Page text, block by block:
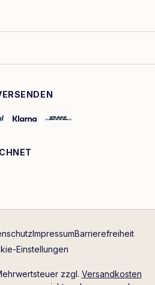
ImpressumBarrierefreiheit
Einstellungen
zzgl. Versandkosten